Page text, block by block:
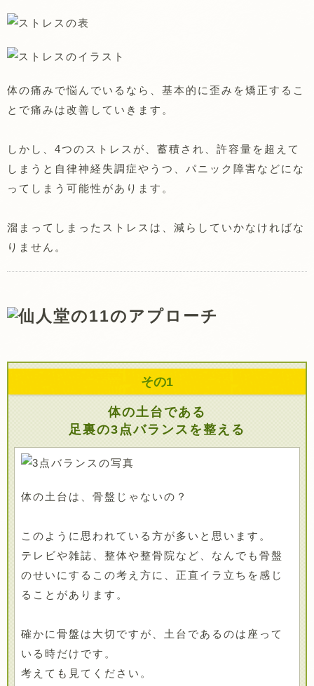
体の痛みで悩んでいるなら、基本的に歪みを矯正するこ
とで痛みは改善していきます。
しかし、4つのストレスが、蓄積され、許容量を超えて
しまうと自律神経失調症やうつ、パニック障害などにな
ってしまう可能性があります。
溜まってしまったストレスは、減らしていかなければな
りません。
その1
体の土台である
足裏の3点バランスを整える
体の土台は、骨盤じゃないの？
このように思われている方が多いと思います。
テレビや雑誌、整体や整骨院など、なんでも骨盤
のせいにするこの考え方に、正直イラ立ちを感じ
ることがあります。
確かに骨盤は大切ですが、土台であるのは座って
いる時だけです。
考えても見てください。